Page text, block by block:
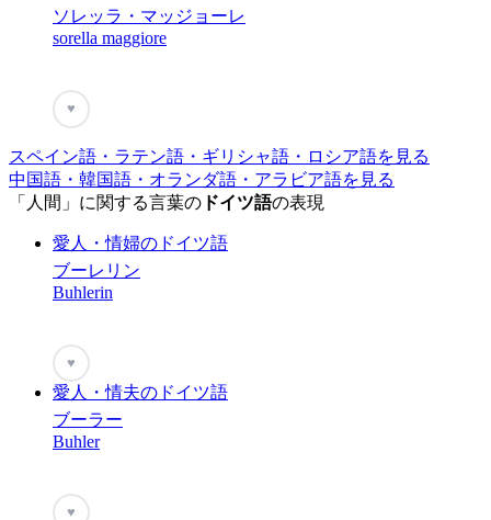
ソレッラ・マッジョーレ
sorella maggiore
♥
スペイン語・ラテン語・ギリシャ語・ロシア語を見る
中国語・韓国語・オランダ語・アラビア語を見る
「人間」に関する言葉の ドイツ語の表現
愛人・情婦のドイツ語
ブーレリン
Buhlerin
♥
愛人・情夫のドイツ語
ブーラー
Buhler
♥